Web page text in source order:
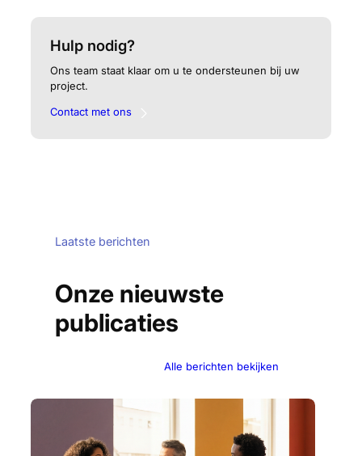
Hulp nodig?
Ons team staat klaar om u te ondersteunen bij uw
project.
Contact met ons
Laatste berichten
Onze nieuwste
publicaties
Alle berichten bekijken